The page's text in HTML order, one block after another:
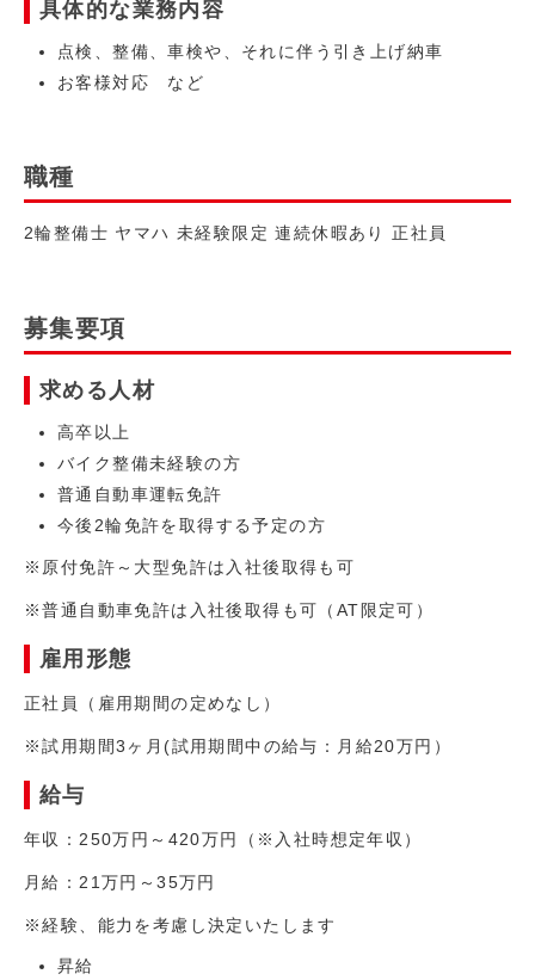
具体的な業務内容
点検、整備、車検や、それに伴う引き上げ納車
お客様対応 など
職種
2輪整備士 ヤマハ 未経験限定 連続休暇あり 正社員
募集要項
求める人材
高卒以上
バイク整備未経験の方
普通自動車運転免許
今後2輪免許を取得する予定の方
※原付免許～大型免許は入社後取得も可
※普通自動車免許は入社後取得も可（AT限定可）
雇用形態
正社員（雇用期間の定めなし）
※試用期間3ヶ月(試用期間中の給与：月給20万円）
給与
年収：250万円～420万円（※入社時想定年収）
月給：21万円～35万円
※経験、能力を考慮し決定いたします
昇給